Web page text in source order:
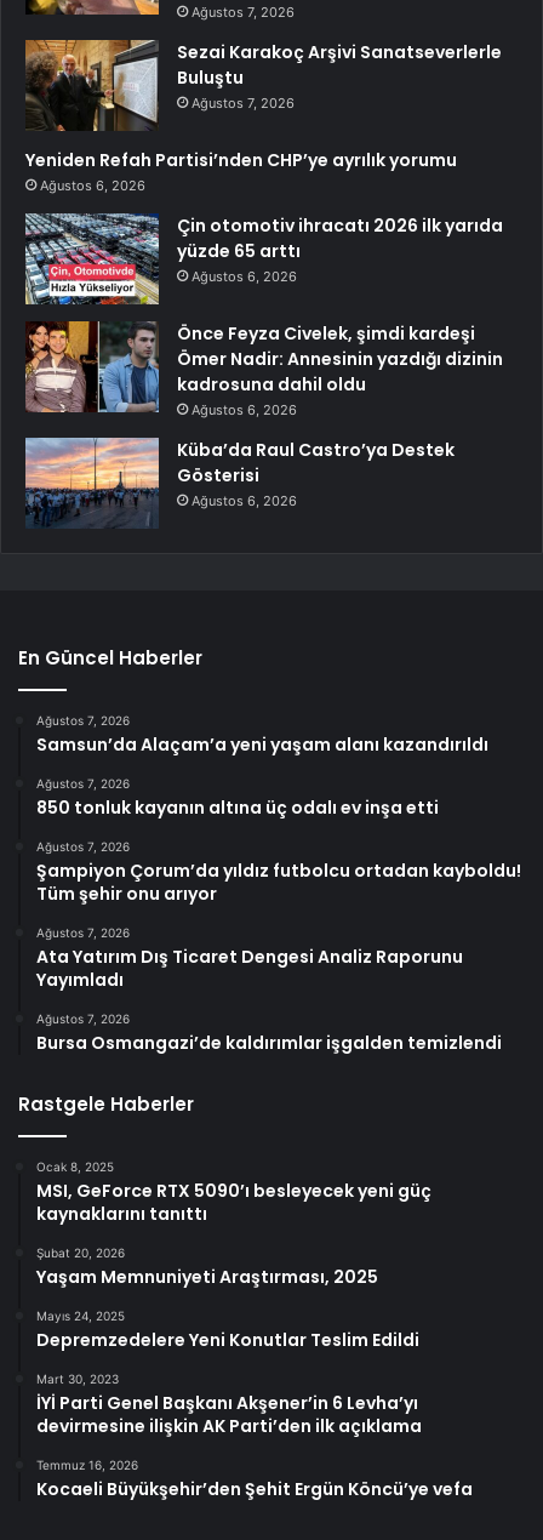
Ağustos 7, 2026
Sezai Karakoç Arşivi Sanatseverlerle
Buluştu
Ağustos 7, 2026
Yeniden Refah Partisi’nden CHP’ye ayrılık yorumu
Ağustos 6, 2026
Çin otomotiv ihracatı 2026 ilk yarıda
yüzde 65 arttı
Ağustos 6, 2026
Önce Feyza Civelek, şimdi kardeşi
Ömer Nadir: Annesinin yazdığı dizinin
kadrosuna dahil oldu
Ağustos 6, 2026
Küba’da Raul Castro’ya Destek
Gösterisi
Ağustos 6, 2026
En Güncel Haberler
Ağustos 7, 2026
Samsun’da Alaçam’a yeni yaşam alanı kazandırıldı
Ağustos 7, 2026
850 tonluk kayanın altına üç odalı ev inşa etti
Ağustos 7, 2026
Şampiyon Çorum’da yıldız futbolcu ortadan kayboldu!
Tüm şehir onu arıyor
Ağustos 7, 2026
Ata Yatırım Dış Ticaret Dengesi Analiz Raporunu
Yayımladı
Ağustos 7, 2026
Bursa Osmangazi’de kaldırımlar işgalden temizlendi
Rastgele Haberler
Ocak 8, 2025
MSI, GeForce RTX 5090’ı besleyecek yeni güç
kaynaklarını tanıttı
Şubat 20, 2026
Yaşam Memnuniyeti Araştırması, 2025
Mayıs 24, 2025
Depremzedelere Yeni Konutlar Teslim Edildi
Mart 30, 2023
İYİ Parti Genel Başkanı Akşener’in 6 Levha’yı
devirmesine ilişkin AK Parti’den ilk açıklama
Temmuz 16, 2026
Kocaeli Büyükşehir’den Şehit Ergün Köncü’ye vefa